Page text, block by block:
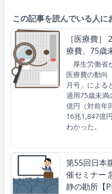
この記事を読んでいる人に
［医療費
療費、75歳
厚生労働省
医療費の動向
月号」による
適用75歳未満
億円（対前年
16兆1,847億
わかった。
第55回日本
催セミナー
静の勘所【